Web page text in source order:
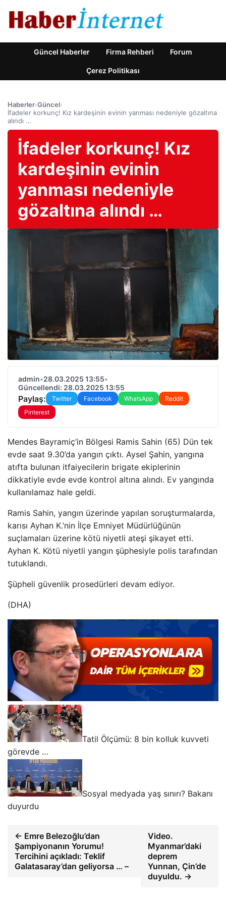
Güncel Haberler Firma Rehberi Forum
Çerez Politikası
Haberler›Güncel›
İfadeler korkunç! Kız kardeşinin evinin yanması nedeniyle gözaltına
alındı ​​…
İfadeler korkunç! Kız
kardeşinin evinin
yanması nedeniyle
gözaltına alındı ​​…
admin•28.03.2025 13:55•
Güncellendi: 28.03.2025 13:55
Paylaş: Twitter Facebook WhatsApp
Reddit
Pinterest
Mendes Bayramiç’in Bölgesi Ramis Sahin (65) Dün tek
evde saat 9.30’da yangın çıktı. Aysel Şahin, yangına
atıfta bulunan itfaiyecilerin brigate ekiplerinin
dikkatiyle evde evde kontrol altına alındı. Ev yangında
kullanılamaz hale geldi.
Ramis Sahin, yangın üzerinde yapılan soruşturmalarda,
karısı Ayhan K.’nin İlçe Emniyet Müdürlüğünün
suçlamaları üzerine kötü niyetli ateşi şikayet etti.
Ayhan K. Kötü niyetli yangın şüphesiyle polis tarafından
tutuklandı.
Şüpheli güvenlik prosedürleri devam ediyor.
(DHA)
Tatil Ölçümü: 8 bin kolluk kuvveti
görevde …
Sosyal medyada yaş sınırı? Bakanı
duyurdu
← Emre Belezoğlu’dan
Şampiyonanın Yorumu!
Tercihini açıkladı: Teklif
Galatasaray’dan geliyorsa … –
Video.
Myanmar’daki
deprem
Yunnan, Çin’de
duyuldu. →